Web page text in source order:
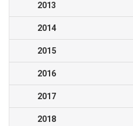
2013
2014
2015
2016
2017
2018